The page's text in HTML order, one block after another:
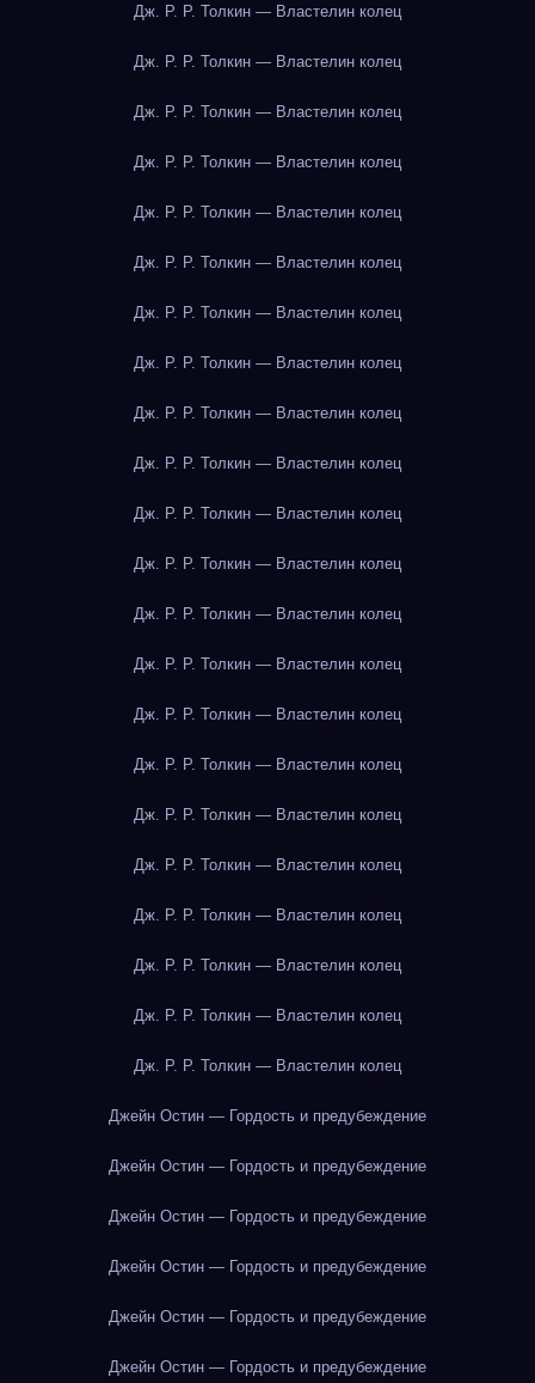
Дж. Р. Р. Толкин — Властелин колец
Дж. Р. Р. Толкин — Властелин колец
Дж. Р. Р. Толкин — Властелин колец
Дж. Р. Р. Толкин — Властелин колец
Дж. Р. Р. Толкин — Властелин колец
Дж. Р. Р. Толкин — Властелин колец
Дж. Р. Р. Толкин — Властелин колец
Дж. Р. Р. Толкин — Властелин колец
Дж. Р. Р. Толкин — Властелин колец
Дж. Р. Р. Толкин — Властелин колец
Дж. Р. Р. Толкин — Властелин колец
Дж. Р. Р. Толкин — Властелин колец
Дж. Р. Р. Толкин — Властелин колец
Дж. Р. Р. Толкин — Властелин колец
Дж. Р. Р. Толкин — Властелин колец
Дж. Р. Р. Толкин — Властелин колец
Дж. Р. Р. Толкин — Властелин колец
Дж. Р. Р. Толкин — Властелин колец
Дж. Р. Р. Толкин — Властелин колец
Дж. Р. Р. Толкин — Властелин колец
Дж. Р. Р. Толкин — Властелин колец
Дж. Р. Р. Толкин — Властелин колец
Джейн Остин — Гордость и предубеждение
Джейн Остин — Гордость и предубеждение
Джейн Остин — Гордость и предубеждение
Джейн Остин — Гордость и предубеждение
Джейн Остин — Гордость и предубеждение
Джейн Остин — Гордость и предубеждение